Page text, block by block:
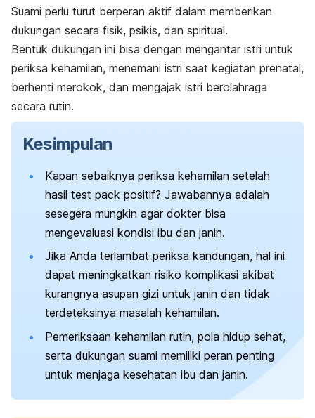
Suami perlu turut berperan aktif dalam memberikan
dukungan secara fisik, psikis, dan spiritual.
Bentuk dukungan ini bisa dengan mengantar istri untuk
periksa kehamilan, menemani istri saat kegiatan prenatal,
berhenti merokok, dan mengajak istri berolahraga
secara rutin.
Kesimpulan
Kapan sebaiknya periksa kehamilan setelah
hasil test pack positif? Jawabannya adalah
sesegera mungkin agar dokter bisa
mengevaluasi kondisi ibu dan janin.
Jika Anda terlambat periksa kandungan, hal ini
dapat meningkatkan risiko komplikasi akibat
kurangnya asupan gizi untuk janin dan tidak
terdeteksinya masalah kehamilan.
Pemeriksaan kehamilan rutin, pola hidup sehat,
serta dukungan suami memiliki peran penting
untuk menjaga kesehatan ibu dan janin.